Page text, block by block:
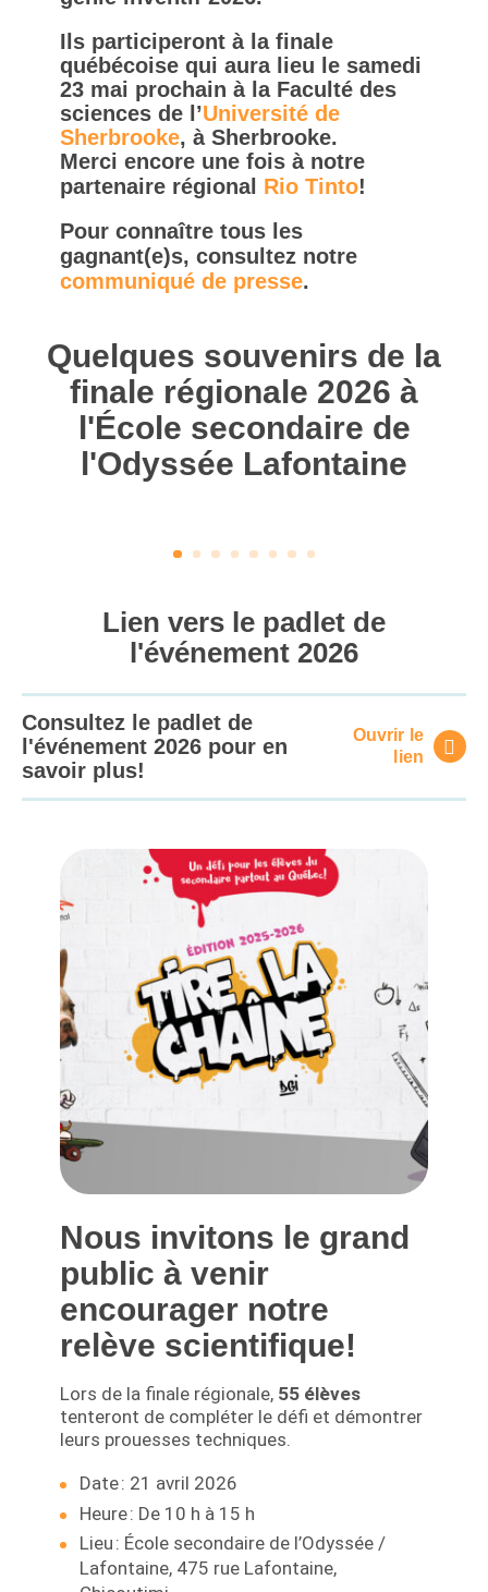
Ils participeront à la finale
québécoise qui aura lieu le samedi
23 mai prochain à la Faculté des
sciences de l’Université de
Sherbrooke, à Sherbrooke.
Merci encore une fois à notre
partenaire régional Rio Tinto!
Pour connaître tous les
gagnant(e)s, consultez notre
communiqué de presse.
Quelques souvenirs de la
finale régionale 2026 à
l'École secondaire de
l'Odyssée Lafontaine
Lien vers le padlet de
l'événement 2026
Consultez le padlet de
l'événement 2026 pour en
savoir plus!
Ouvrir le
lien
Nous invitons le grand
public à venir
encourager notre
relève scientifique!
Lors de la finale régionale, 55 élèves
tenteront de compléter le défi et démontrer
leurs prouesses techniques.
Date : 21 avril 2026
Heure : De 10 h à 15 h
Lieu : École secondaire de l’Odyssée /
Lafontaine, 475 rue Lafontaine,